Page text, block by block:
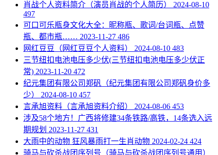
​肖战个人资料简介（演员肖战的个人简历）
2024-08-10
497
​可口可乐瓶身文化大全：昵称瓶、歌词/台词瓶、点赞
瓶、都市瓶…… 2023-11-27 486
​网红豆豆（网红豆豆个人资料）
2024-08-10 483
​三节纽扣电池电压多少伏(三节纽扣电池电压多少伏正
常) 2023-11-20 472
​纪元集团有限公司郑矾（纪元集团有限公司郑矾身价多
少）
2024-08-10 457
​言承旭资料（言承旭资料介绍）
2024-08-06 453
​涉及58个地方！广西将修建34条铁路/高铁，14条选入远
期规划 2023-11-27 431
​大雨中的动物 狂风暴雨打一生肖动物 2024-02-24 424
​骑马与砍杀战团序列号（骑马与砍杀战团序列号通用）